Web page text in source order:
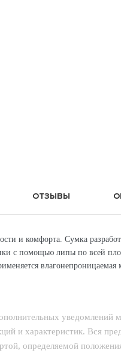
ОТЗЫВЫ
и комфорта. Сумка
с помощью липы по всей
и характеристик. Вся
определяемой